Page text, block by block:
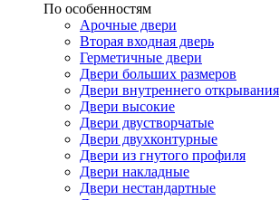
По особенностям
Арочные двери
Вторая входная дверь
Герметичные двери
Двери больших размеров
Двери внутреннего открывания
Двери высокие
Двери двустворчатые
Двери двухконтурные
Двери из гнутого профиля
Двери накладные
Двери нестандартные